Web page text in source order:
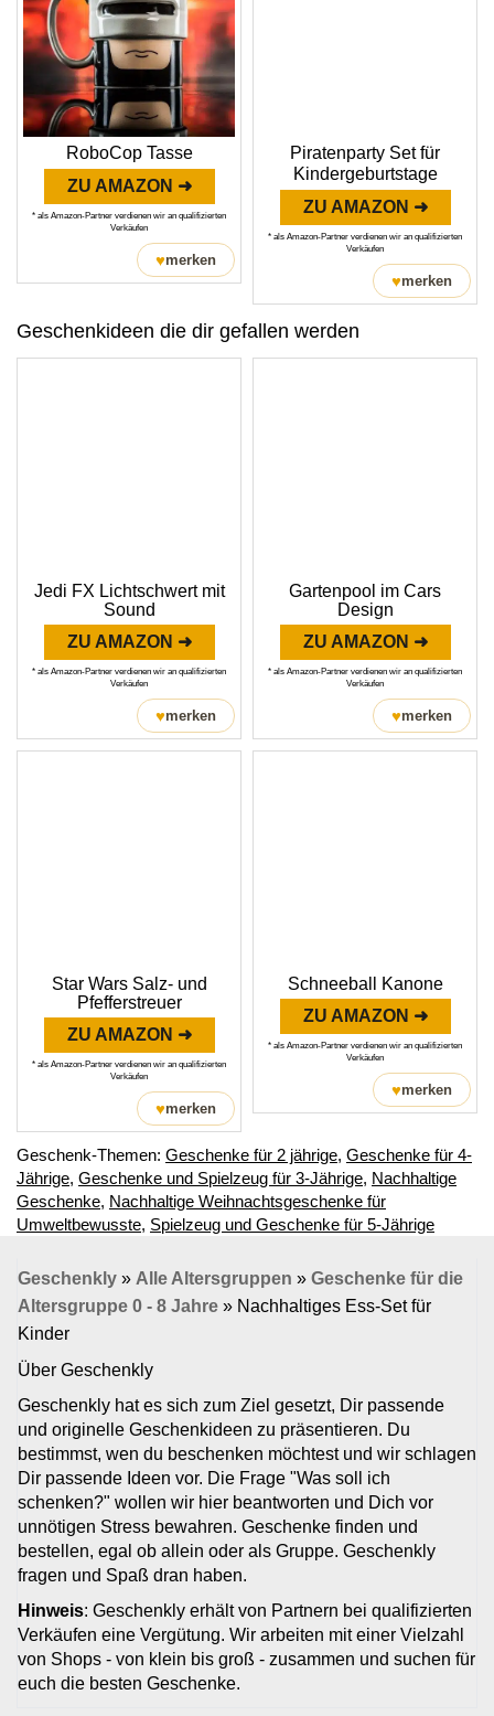
RoboCop Tasse
ZU AMAZON ➜
* als Amazon-Partner verdienen wir an qualifizierten
Verkäufen
♥merken
Piratenparty Set für
Kindergeburtstage
ZU AMAZON ➜
* als Amazon-Partner verdienen wir an qualifizierten
Verkäufen
♥merken
Geschenkideen die dir gefallen werden
Jedi FX Lichtschwert mit
Sound
ZU AMAZON ➜
* als Amazon-Partner verdienen wir an qualifizierten
Verkäufen
♥merken
Gartenpool im Cars
Design
ZU AMAZON ➜
* als Amazon-Partner verdienen wir an qualifizierten
Verkäufen
♥merken
Star Wars Salz- und
Pfefferstreuer
ZU AMAZON ➜
* als Amazon-Partner verdienen wir an qualifizierten
Verkäufen
♥merken
Schneeball Kanone
ZU AMAZON ➜
* als Amazon-Partner verdienen wir an qualifizierten
Verkäufen
♥merken
Geschenk-Themen: Geschenke für 2 jährige, Geschenke für 4-
Jährige, Geschenke und Spielzeug für 3-Jährige, Nachhaltige
Geschenke, Nachhaltige Weihnachtsgeschenke für
Umweltbewusste, Spielzeug und Geschenke für 5-Jährige
Geschenkly » Alle Altersgruppen » Geschenke für die
Altersgruppe 0 - 8 Jahre » Nachhaltiges Ess-Set für
Kinder
Über Geschenkly
Geschenkly hat es sich zum Ziel gesetzt, Dir passende
und originelle Geschenkideen zu präsentieren. Du
bestimmst, wen du beschenken möchtest und wir schlagen
Dir passende Ideen vor. Die Frage "Was soll ich
schenken?" wollen wir hier beantworten und Dich vor
unnötigen Stress bewahren. Geschenke finden und
bestellen, egal ob allein oder als Gruppe. Geschenkly
fragen und Spaß dran haben.
Hinweis: Geschenkly erhält von Partnern bei qualifizierten
Verkäufen eine Vergütung. Wir arbeiten mit einer Vielzahl
von Shops - von klein bis groß - zusammen und suchen für
euch die besten Geschenke.